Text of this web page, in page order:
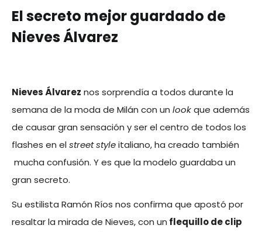
El secreto mejor guardado de
Nieves Álvarez
Nieves Álvarez nos sorprendí­a a todos durante la
semana de la moda de Milán con un lookque además
de causar gran sensación y ser el centro de todos los
flashes en elstreet styleitaliano, ha creado también
mucha confusión. Y es que la modelo guardaba un
gran secreto.
Su estilista Ramón Ríos nos confirma que apostó por
resaltar la mirada de Nieves, con un flequillo de clip